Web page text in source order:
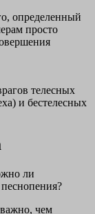
определенный
просто
телесных
и бестелесных
ли
чем